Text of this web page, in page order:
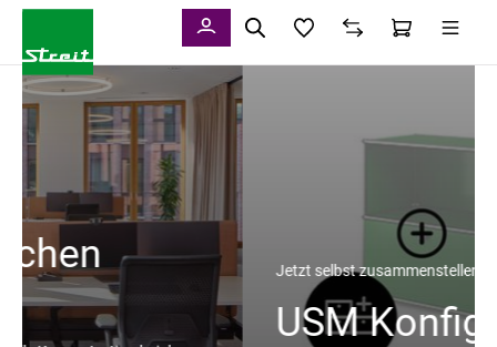
Jetzt selbst zusammenstellen
USM Konfigurator